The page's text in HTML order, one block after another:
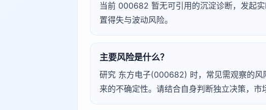
当前 000682 暂无可引用的沉淀诊断，发起
置得失与波动风险。
主要风险是什么？
研究 东方电子(000682) 时，常见需观察的风
来的不确定性。请结合自身判断独立决策，市